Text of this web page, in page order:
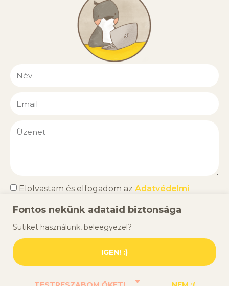
Fontos nekünk adataid biztonsága
Sütiket használunk, beleegyezel?
IGEN! :)
Elolvastam és elfogadom az Adatvédelmi
KÜLDÉS
Dr. Vass Dorottea © D012 – Minden jog fenntartva! –